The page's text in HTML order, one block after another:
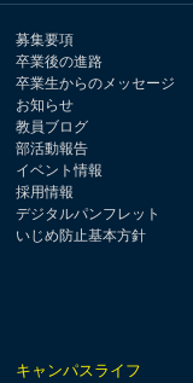
募集要項
卒業後の進路
卒業生からのメッセージ
お知らせ
教員ブログ
部活動報告
イベント情報
採用情報
デジタルパンフレット
いじめ防止基本方針
キャンパスライフ